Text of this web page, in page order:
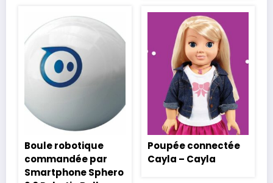
Boule robotique
commandée par
Smartphone Sphero
Poupée connectée
Cayla – Cayla